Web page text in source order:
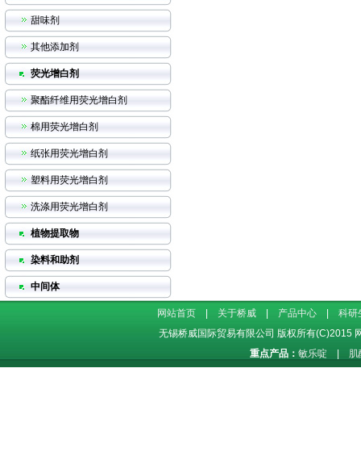
甜味剂
其他添加剂
荧光增白剂
聚酯纤维用荧光增白剂
棉用荧光增白剂
纸张用荧光增白剂
塑料用荧光增白剂
洗涤用荧光增白剂
植物提取物
染料和助剂
中间体
网站首页 关于桥威 产品中心
科研
无锡桥威国际贸易有限公司 版权所有(C)2015
重点产品： 敏乐啶 肌